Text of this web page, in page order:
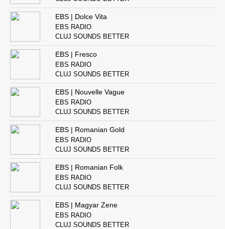
EBS | Dolce Vita
EBS RADIO
CLUJ SOUNDS BETTER
EBS | Fresco
EBS RADIO
CLUJ SOUNDS BETTER
EBS | Nouvelle Vague
EBS RADIO
CLUJ SOUNDS BETTER
EBS | Romanian Gold
EBS RADIO
CLUJ SOUNDS BETTER
EBS | Romanian Folk
EBS RADIO
CLUJ SOUNDS BETTER
EBS | Magyar Zene
EBS RADIO
CLUJ SOUNDS BETTER